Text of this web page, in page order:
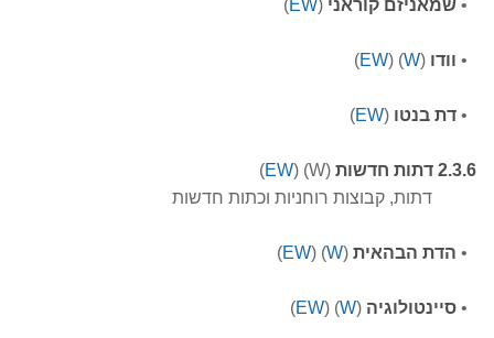
• שמאניזם קוראני (
EW
)
• וודו (
W
)
(
EW
)
• דת בנטו (
EW
)
(W) (
EW
)
דתות, קבוצות רוחניות וכתות חדשות
• הדת הבהאית (
W
)
(
EW
)
• סיינטולוגיה (
W
) (
EW
)